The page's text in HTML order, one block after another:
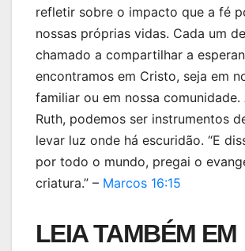
refletir sobre o impacto que a fé
nossas próprias vidas. Cada um
chamado a compartilhar a
encontramos em Cristo, seja em
familiar ou em nossa comunidade.
Ruth, podemos ser instrumentos
levar luz onde há escuridão. “E
por todo o mundo, pregai o
criatura.” – Marcos 16:15
LEIA TAMBÉM EM